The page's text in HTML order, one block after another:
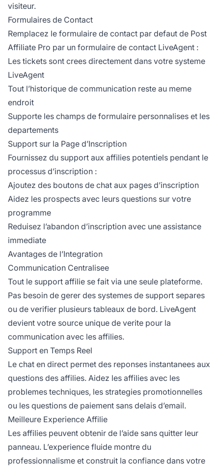
visiteur.
Formulaires de Contact
Remplacez le formulaire de contact par defaut de Post
Affiliate Pro par un formulaire de contact LiveAgent :
Les tickets sont crees directement dans votre systeme
LiveAgent
Tout l’historique de communication reste au meme
endroit
Supporte les champs de formulaire personnalises et les
departements
Support sur la Page d’Inscription
Fournissez du support aux affilies potentiels pendant le
processus d’inscription :
Ajoutez des boutons de chat aux pages d’inscription
Aidez les prospects avec leurs questions sur votre
programme
Reduisez l’abandon d’inscription avec une assistance
immediate
Avantages de l’Integration
Communication Centralisee
Tout le support affilie se fait via une seule plateforme.
Pas besoin de gerer des systemes de support separes
ou de verifier plusieurs tableaux de bord. LiveAgent
devient votre source unique de verite pour la
communication avec les affilies.
Support en Temps Reel
Le chat en direct permet des reponses instantanees aux
questions des affilies. Aidez les affilies avec les
problemes techniques, les strategies promotionnelles
ou les questions de paiement sans delais d’email.
Meilleure Experience Affilie
Les affilies peuvent obtenir de l’aide sans quitter leur
panneau. L’experience fluide montre du
professionnalisme et construit la confiance dans votre